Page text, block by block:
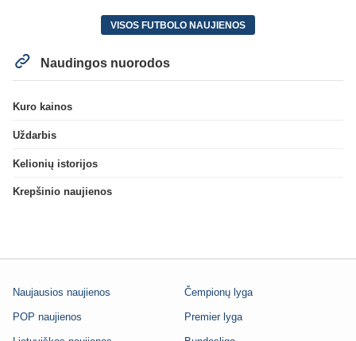
VISOS FUTBOLO NAUJIENOS
Naudingos nuorodos
Kuro kainos
Uždarbis
Kelionių istorijos
Krepšinio naujienos
Naujausios naujienos
POP naujienos
Čempionų lyga
Premier lyga